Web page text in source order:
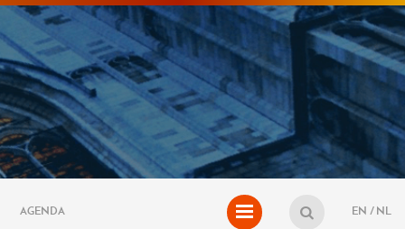
AGENDA NL
EN